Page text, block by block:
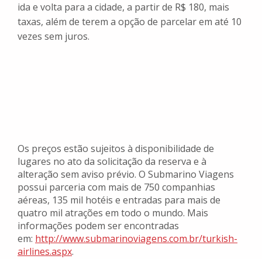
ida e volta para a cidade, a partir de R$ 180, mais
taxas, além de terem a opção de parcelar em até 10
vezes sem juros.
Os preços estão sujeitos à disponibilidade de
lugares no ato da solicitação da reserva e à
alteração sem aviso prévio. O Submarino Viagens
possui parceria com mais de 750 companhias
aéreas, 135 mil hotéis e entradas para mais de
quatro mil atrações em todo o mundo. Mais
informações podem ser encontradas
em: http://www.submarinoviagens.com.br/turkish-
airlines.aspx.